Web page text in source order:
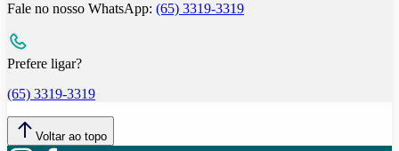
Fale no nosso WhatsApp: (65) 3319-3319
Prefere ligar?
(65) 3319-3319
Voltar ao topo